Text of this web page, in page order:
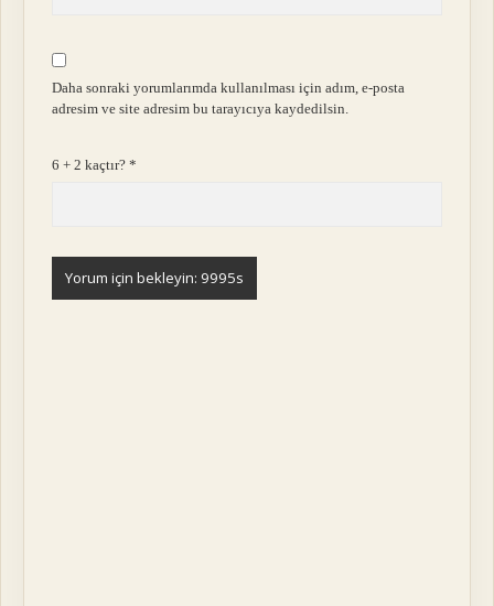
Daha sonraki yorumlarımda kullanılması için adım, e-posta
adresim ve site adresim bu tarayıcıya kaydedilsin.
6 + 2 kaçtır?*